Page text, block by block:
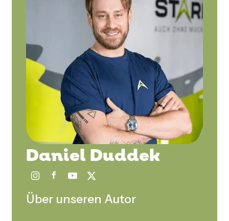
Daniel Duddek
Über unseren Autor